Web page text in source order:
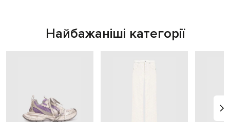
Найбажаніші категорії